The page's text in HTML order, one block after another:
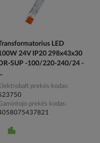
LED
24V IP20 298x43x30
DR-SUP -100/220-240/24 -
prekės kodas
prekės kodas